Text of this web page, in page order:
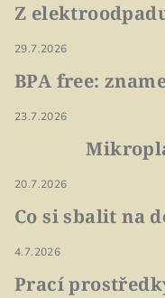
Z
29.7.2026
BPA free:
23.7.2026
20.7.2026
Co si sbalit na
4.7.2026
Prací